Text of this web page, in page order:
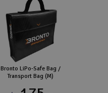
Bronto LiPo-Safe Bag /
Transport Bag (M)